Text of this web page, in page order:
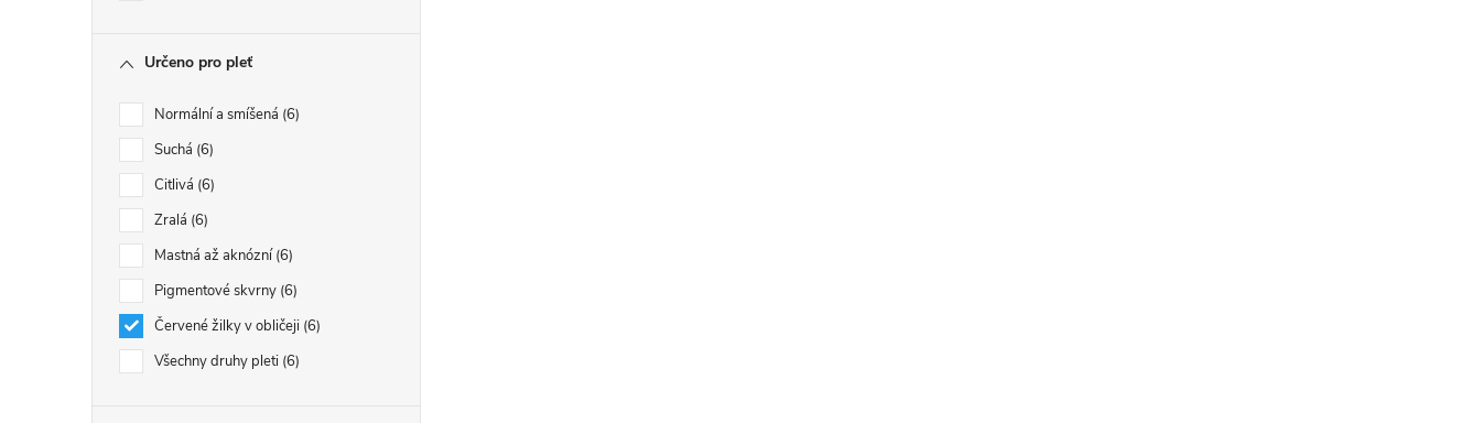
Určeno pro pleť
Normální a smíšená 6
Suchá 6
Citlivá 6
Zralá 6
Mastná až aknózní 6
Pigmentové skvrny 6
Červené žilky v obličeji 6
Všechny druhy pleti 6